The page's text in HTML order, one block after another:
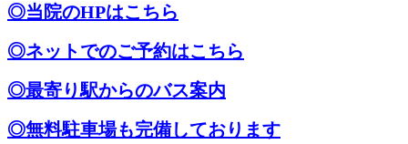
◎当院のHPはこちら
◎ネットでのご予約はこちら
◎最寄り駅からのバス案内
◎無料駐車場も完備しております